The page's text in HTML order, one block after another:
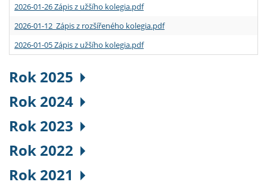
2026-01-26 Zápis z užšího kolegia.pdf
2026-01-12 Zápis z rozšířeného kolegia.pdf
2026-01-05 Zápis z užšího kolegia.pdf
Rok 2025
Rok 2024
Rok 2023
Rok 2022
Rok 2021